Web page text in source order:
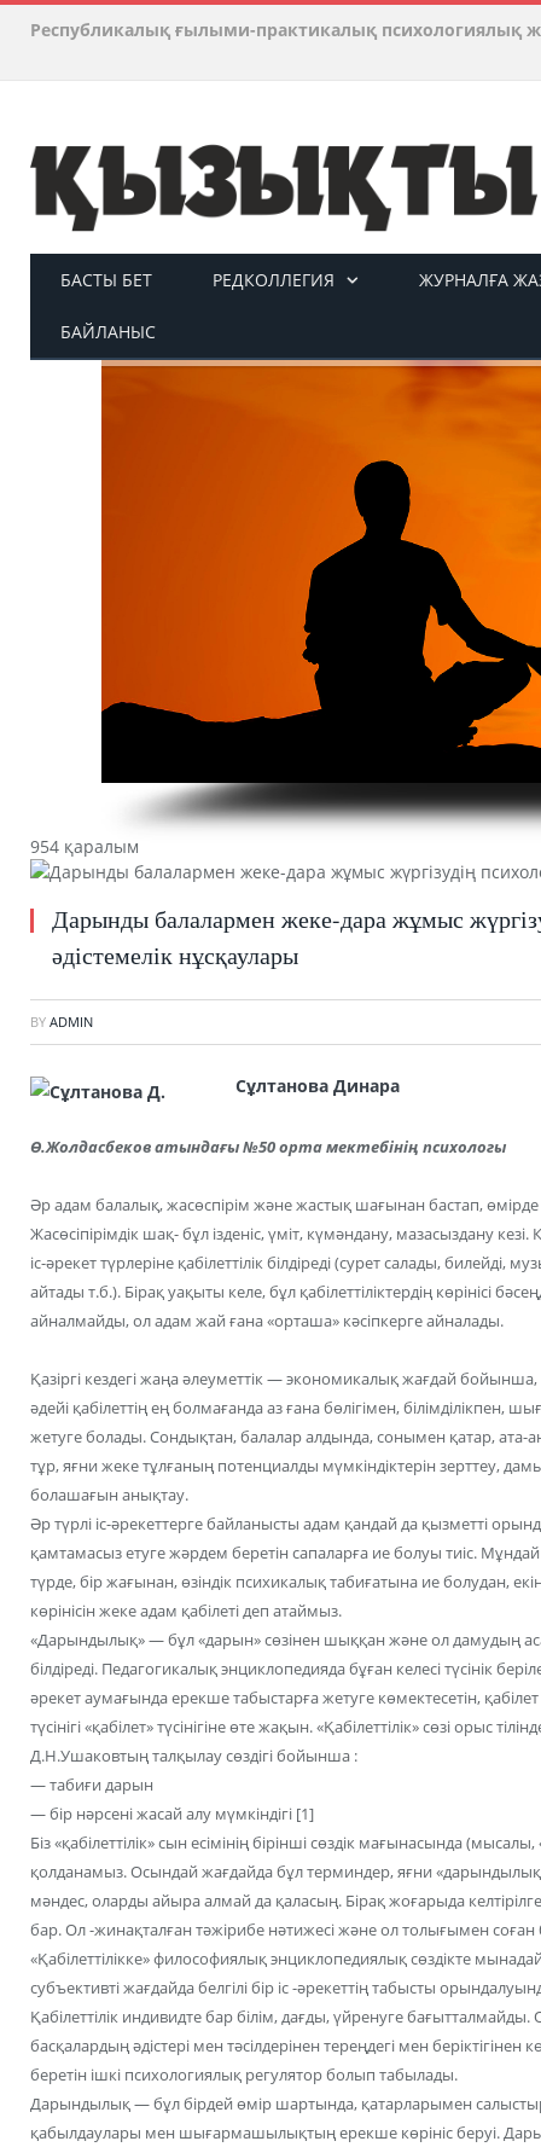
Республикалық ғылыми-практикалық психологиялық
БАСТЫ БЕТ РЕДКОЛЛЕГИЯ ЖУРНАЛҒА
БАЙЛАНЫС
954 қаралым
Дарынды балалармен жеке-дара жұмыс
әдістемелік нұсқаулары
BY ADMIN
Сұлтанова Динара
Ө.Жолдасбеков атындағы №50 орта мектебінің психологы
Әр адам балалық, жасөспірім және жастық шағынан бастап, өмірде
Жасөсіпірімдік шақ- бұл ізденіс, үміт, күмәндану, мазасыздану
іс-әрекет түрлеріне қабілеттілік білдіреді (сурет салады,
айтады т.б.). Бірақ уақыты келе, бұл қабілеттіліктердің көрінісі
айналмайды, ол адам жай ғана «орташа» кәсіпкерге айналады.
Қазіргі кездегі жаңа әлеуметтік — экономикалық жағдай бойынша,
әдейі қабілеттің ең болмағанда аз ғана бөлігімен,
жетуге болады. Сондықтан, балалар алдында, сонымен қатар, ата-
тұр, яғни жеке тұлғаның потенциалды мүмкіндіктерін зерттеу,
болашағын анықтау.
Әр түрлі іс-әрекеттерге байланысты адам қандай да қызметті
қамтамасыз етуге жәрдем беретін сапаларға ие болуы тиіс.
түрде, бір жағынан, өзіндік психикалық табиғатына ие болудан,
көрінісін жеке адам қабілеті деп атаймыз.
«Дарындылық» — бұл «дарын» сөзінен шыққан және ол дамудың
білдіреді. Педагогикалық энциклопедияда бұған келесі түсінік
әрекет аумағында ерекше табыстарға жетуге көмектесетін,
түсінігі «қабілет» түсінігіне өте жақын. «Қабілеттілік» сөзі орыс
Д.Н.Ушаковтың талқылау сөздігі бойынша :
— табиғи дарын
— бір нәрсені жасай алу мүмкіндігі [1]
Біз «қабілеттілік» сын есімінің бірінші сөздік мағынасында
қолданамыз. Осындай жағдайда бұл терминдер, яғни
мәндес, оларды айыра алмай да қаласың. Бірақ жоғарыда
бар. Ол -жинақталған тәжірибе нәтижесі және ол толығымен
«Қабілеттілікке» философиялық энциклопедиялық сөздікте мынадай
субъективті жағдайда белгілі бір іс -әрекеттің табысты
Қабілеттілік индивидте бар білім, дағды, үйренуге бағытталмайды.
басқалардың әдістері мен тәсілдерінен тереңдегі мен беріктігінен
беретін ішкі психологиялық регулятор болып табылады.
Дарындылық — бұл бірдей өмір шартында, қатарларымен
қабылдаулары мен шығармашылықтың ерекше көрініс беруі.